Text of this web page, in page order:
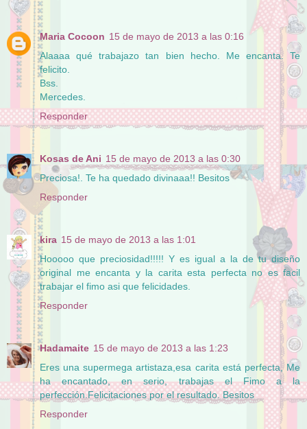
Maria Cocoon 15 de mayo de 2013 a las 0:16
Alaaaa qué trabajazo tan bien hecho. Me encanta. Te
felicito.
Bss.
Mercedes.
Responder
Kosas de Ani 15 de mayo de 2013 a las 0:30
Preciosa!. Te ha quedado divinaaa!! Besitos
Responder
kira 15 de mayo de 2013 a las 1:01
Hooooo que preciosidad!!!!! Y es igual a la de tu diseño
original me encanta y la carita esta perfecta no es facil
trabajar el fimo asi que felicidades.
Responder
Hadamaite 15 de mayo de 2013 a las 1:23
Eres una supermega artistaza,esa carita está perfecta, Me
ha encantado, en serio, trabajas el Fimo a la
perfección.Felicitaciones por el resultado. Besitos
Responder